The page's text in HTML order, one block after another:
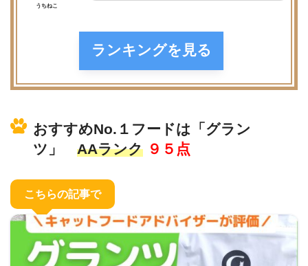
うちねこ
ランキングを見る
おすすめNo.１フードは「グラン
ツ」AAランク ９５点
こちらの記事で